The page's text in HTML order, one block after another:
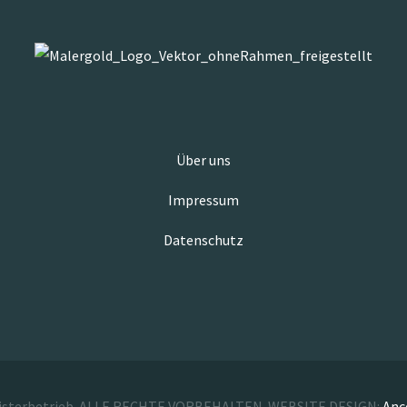
Über uns
Impressum
Datenschutz